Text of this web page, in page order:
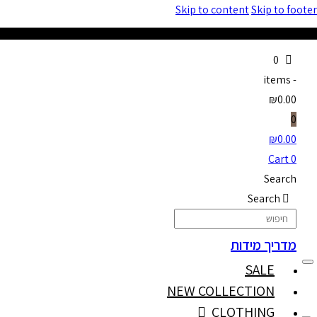
Skip to contentSkip to footer
0
items-
₪0.00
0
₪0.00
0
Cart
Search
Search
מדריך מידות
SALE
NEW COLLECTION
CLOTHING